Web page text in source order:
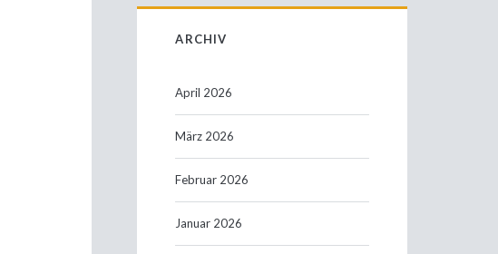
ARCHIV
April 2026
März 2026
Februar 2026
Januar 2026